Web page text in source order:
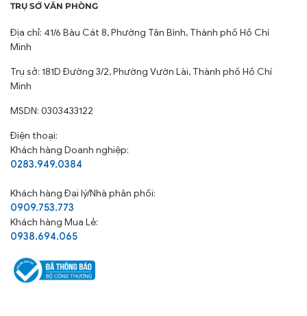
TRỤ SỞ VĂN PHÒNG
Địa chỉ: 41/6 Bàu Cát 8, Phường Tân Bình, Thành phố Hồ Chí
Minh
Trụ sở: 181D Đường 3/2, Phường Vườn Lài, Thành phố Hồ Chí
Minh
MSDN: 0303433122
Điện thoại:
Khách hàng Doanh nghiệp:
0283.949.0384
Khách hàngĐại lý/Nhà phân phối:
0909.753.773
Khách hàng Mua Lẻ:
0938.694.065